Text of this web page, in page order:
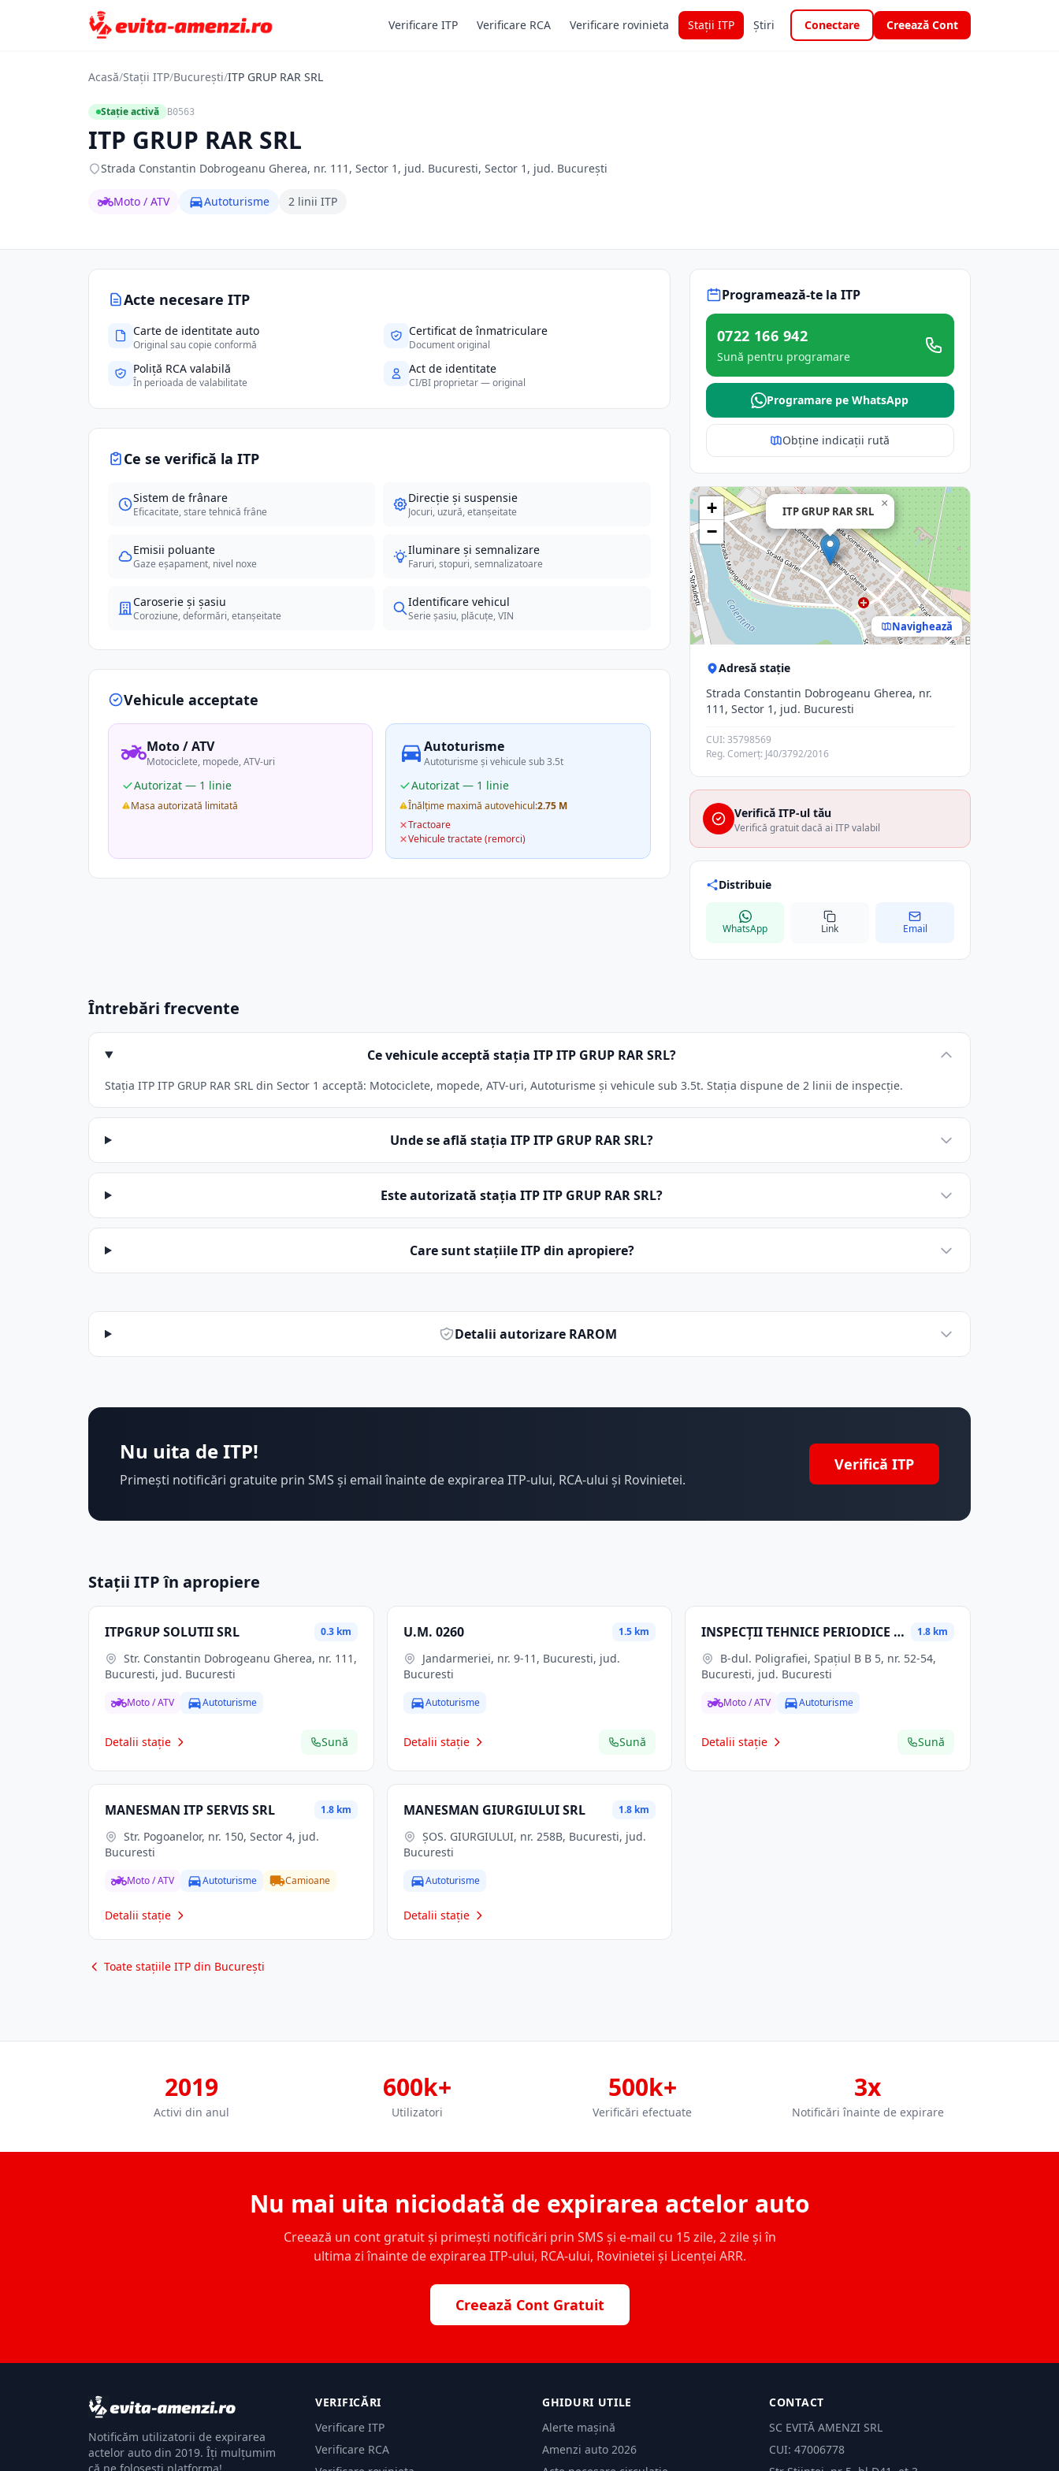
Verificare ITP Verificare RCA Verificare rovinieta Stații ITP Știri Conectare Creează Cont
Acasă/Stații ITP/București/ITP GRUP RAR SRL
Stație activă B0563
ITP GRUP RAR SRL
Strada Constantin Dobrogeanu Gherea, nr. 111, Sector 1, jud. Bucuresti, Sector 1, jud. București
Moto / ATV Autoturisme 2 linii ITP
Acte necesare ITP
Carte de identitate auto
Original sau copie conformă
Certificat de înmatriculare
Document original
Poliță RCA valabilă
În perioada de valabilitate
Act de identitate
CI/BI proprietar — original
Ce se verifică la ITP
Sistem de frânare
Eficacitate, stare tehnică frâne
Direcție și suspensie
Jocuri, uzură, etanșeitate
Emisii poluante
Gaze eșapament, nivel noxe
Iluminare și semnalizare
Faruri, stopuri, semnalizatoare
Caroserie și șasiu
Coroziune, deformări, etanșeitate
Identificare vehicul
Serie șasiu, plăcuțe, VIN
Vehicule acceptate
Moto / ATV
Motociclete, mopede, ATV-uri
Autorizat — 1 linie
Masa autorizată limitată
Autoturisme
Autoturisme și vehicule sub 3.5t
Autorizat — 1 linie
Înălțime maximă autovehicul:2.75 M
Tractoare
Vehicule tractate (remorci)
Programează-te la ITP
0722 166 942
Sună pentru programare
Programare pe WhatsApp
Obține indicații rută
ITP GRUP RAR SRL
×
+
−
Navighează
Adresă stație
Strada Constantin Dobrogeanu Gherea, nr.
111, Sector 1, jud. Bucuresti
CUI: 35798569
Reg. Comerț: J40/3792/2016
Verifică ITP-ul tău
Verifică gratuit dacă ai ITP valabil
Distribuie
WhatsApp Link Email
Întrebări frecvente
Ce vehicule acceptă stația ITP ITP GRUP RAR SRL?
Stația ITP ITP GRUP RAR SRL din Sector 1 acceptă: Motociclete, mopede, ATV-uri, Autoturisme și vehicule sub 3.5t. Stația dispune de 2 linii de inspecție.
Unde se află stația ITP ITP GRUP RAR SRL?
Este autorizată stația ITP ITP GRUP RAR SRL?
Care sunt stațiile ITP din apropiere?
Detalii autorizare RAROM
Nu uita de ITP!
Primești notificări gratuite prin SMS și email înainte de expirarea ITP-ului, RCA-ului și Rovinietei.
Verifică ITP
Stații ITP în apropiere
ITPGRUP SOLUTII SRL 0.3 km
Bucuresti, jud. Bucuresti
Moto / ATV Autoturisme
Detalii stație Sună
U.M. 0260 1.5 km
Bucuresti
Autoturisme
Detalii stație Sună
INSPECŢII TEHNICE PERIODICE FLORA SRL 1.8 km
Bucuresti, jud. Bucuresti
Moto / ATV Autoturisme
Detalii stație Sună
MANESMAN ITP SERVIS SRL 1.8 km
Bucuresti
Moto / ATV Autoturisme Camioane
Detalii stație
MANESMAN GIURGIULUI SRL 1.8 km
Bucuresti
Autoturisme
Detalii stație
Toate stațiile ITP din București
2019
Activi din anul
600k+
Utilizatori
500k+
Verificări efectuate
3x
Notificări înainte de expirare
Nu mai uita niciodată de expirarea actelor auto
Creează un cont gratuit și primești notificări prin SMS și e-mail cu 15 zile, 2 zile și în
ultima zi înainte de expirarea ITP-ului, RCA-ului, Rovinietei și Licenței ARR.
Creează Cont Gratuit
Notificăm utilizatorii de expirarea
actelor auto din 2019. Îți mulțumim
VERIFICĂRI
Verificare ITP
Verificare RCA
GHIDURI UTILE
Alerte mașină
Amenzi auto 2026
CONTACT
SC EVITĂ AMENZI SRL
CUI: 47006778